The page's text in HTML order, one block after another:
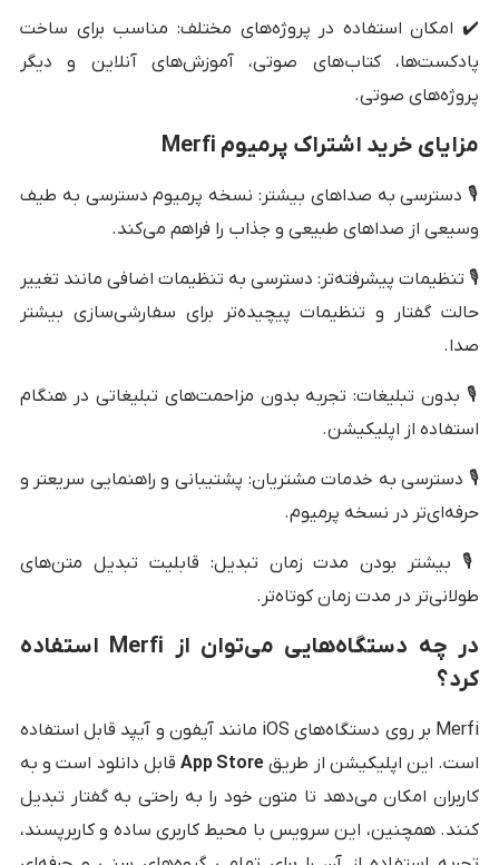
✔️ امکان استفاده در پروژه‌های مختلف: مناسب برای ساخت
پادکست‌ها، کتاب‌های صوتی، آموزش‌های آنلاین و دیگر
پروژه‌های صوتی.
مزایای خرید اشتراک پرمیوم Merfi
🎙️ دسترسی به صداهای بیشتر: نسخه پرمیوم دسترسی به طیف
وسیعی از صداهای طبیعی و جذاب را فراهم می‌کند.
🎙️ تنظیمات پیشرفته‌تر: دسترسی به تنظیمات اضافی مانند تغییر
حالت گفتار و تنظیمات پیچیده‌تر برای سفارشی‌سازی بیشتر
صدا.
🎙️ بدون تبلیغات: تجربه بدون مزاحمت‌های تبلیغاتی در هنگام
استفاده از اپلیکیشن.
🎙️ دسترسی به خدمات مشتریان: پشتیبانی و راهنمایی سریعتر و
حرفه‌ای‌تر در نسخه پرمیوم.
🎙️ بیشتر بودن مدت زمان تبدیل: قابلیت تبدیل متن‌های
طولانی‌تر در مدت زمان کوتاه‌تر.
در چه دستگاه‌هایی می‌توان از Merfi استفاده
کرد؟
Merfi بر روی دستگاه‌های iOS مانند آیفون و آیپد قابل استفاده
است. این اپلیکیشن از طریق App Store قابل دانلود است و به
کاربران امکان می‌دهد تا متون خود را به راحتی به گفتار تبدیل
کنند. همچنین، این سرویس با محیط کاربری ساده و کاربرپسند،